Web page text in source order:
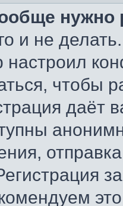
нужно
и не
настроил
чтобы
даёт